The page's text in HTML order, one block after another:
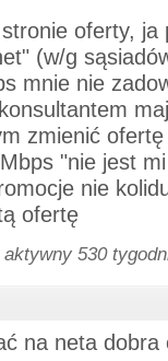
oferty, ja
(w/g
mnie nie
zmienić
"nie jest
nie
ofertę
aktywny 530
na neta dobra